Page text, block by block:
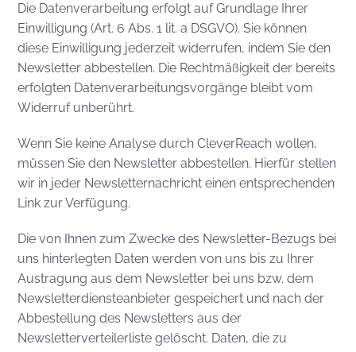
Die Datenverarbeitung erfolgt auf Grundlage Ihrer
Einwilligung (Art. 6 Abs. 1 lit. a DSGVO). Sie können
diese Einwilligung jederzeit widerrufen, indem Sie den
Newsletter abbestellen. Die Rechtmäßigkeit der bereits
erfolgten Datenverarbeitungsvorgänge bleibt vom
Widerruf unberührt.
Wenn Sie keine Analyse durch CleverReach wollen,
müssen Sie den Newsletter abbestellen. Hierfür stellen
wir in jeder Newsletternachricht einen entsprechenden
Link zur Verfügung.
Die von Ihnen zum Zwecke des Newsletter-Bezugs bei
uns hinterlegten Daten werden von uns bis zu Ihrer
Austragung aus dem Newsletter bei uns bzw. dem
Newsletterdiensteanbieter gespeichert und nach der
Abbestellung des Newsletters aus der
Newsletterverteilerliste gelöscht. Daten, die zu